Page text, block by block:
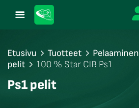
Etusivu Tuotteet Pelaaminen
pelit
100 % Star CIB Ps1
Ps1 pelit
sulje